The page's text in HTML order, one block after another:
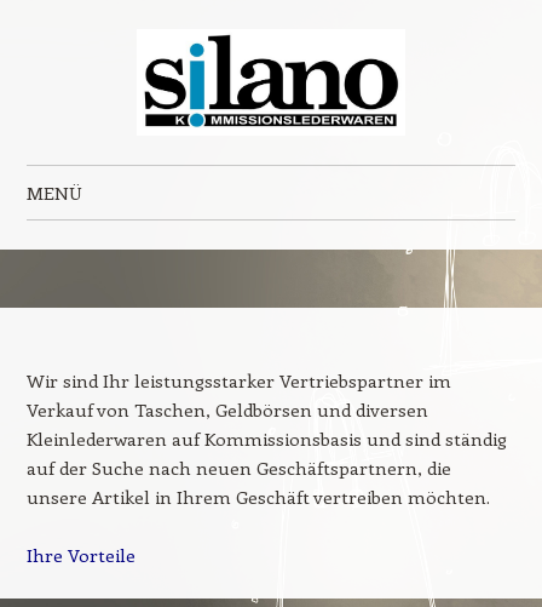
Ihr leistungsstarker Vertriebspartner für Taschen, Börsen und
MENÜ
Wir sind Ihr leistungsstarker Vertriebspartner im
Verkauf von Taschen, Geldbörsen und diversen
Kleinlederwaren auf Kommissionsbasis und sind ständig
auf der Suche nach neuen Geschäftspartnern, die
unsere Artikel in Ihrem Geschäft vertreiben möchten.
Ihre Vorteile